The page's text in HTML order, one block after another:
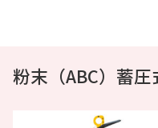
粉末（ABC）蓄圧